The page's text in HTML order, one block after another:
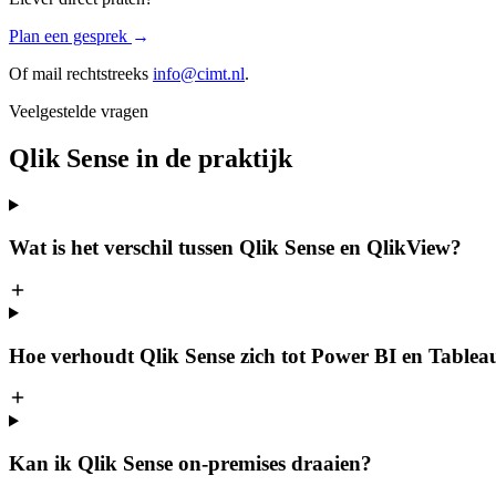
Plan een gesprek →
Of mail rechtstreeks info@cimt.nl.
Veelgestelde vragen
Qlik Sense in de praktijk
Wat is het verschil tussen Qlik Sense en QlikView?
Hoe verhoudt Qlik Sense zich tot Power BI en
Kan ik Qlik Sense on-premises draaien?